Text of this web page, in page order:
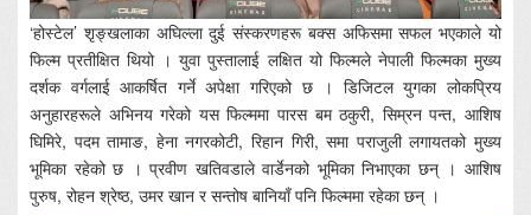
‘होस्टेल’ शृङ्खलाका अघिल्ला दुई संस्करणहरू बक्स अफिसमा सफल भएकाले यो
फिल्म प्रतीक्षित थियो । युवा पुस्तालाई लक्षित यो फिल्मले नेपाली फिल्मका मुख्य
दर्शक वर्गलाई आकर्षित गर्ने अपेक्षा गरिएको छ । डिजिटल युगका लोकप्रिय
अनुहारहरूले अभिनय गरेको यस फिल्ममा पारस बम ठकुरी, सिम्रन पन्त, आशिष
घिमिरे, पदम तामाङ, हेना नगरकोटी, रिहान गिरी, समा पराजुली लगायतको मुख्य
भूमिका रहेको छ । प्रवीण खतिवडाले वार्डेनको भूमिका निभाएका छन् । आशिष
पुरुष, रोहन श्रेष्ठ, उमर खान र सन्तोष बानियाँ पनि फिल्ममा रहेका छन् ।